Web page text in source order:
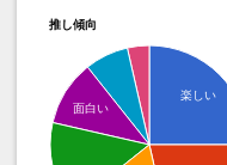
推し傾向
楽しい
面白い